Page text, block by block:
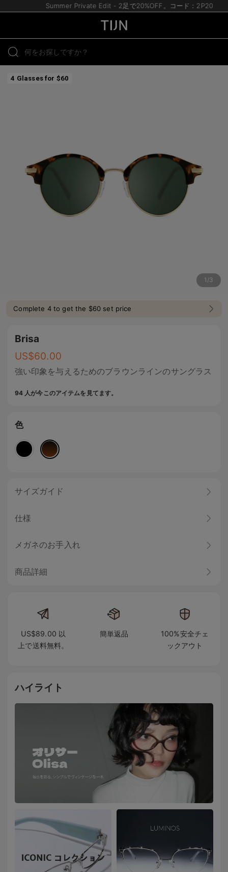
Summer Private Edit - 2足で20%OFF。コード：2P20
4 Glasses for $60
1 /3
Complete 4 to get the $60 set price
Brisa
US$60.00
強い印象を与えるためのブラウンラインのサングラス
94 人が今このアイテムを見てます。
色
サイズガイド
仕様
メガネのお手入れ
商品詳細
US$89.00 以
上で送料無料。
簡単返品
100%安全チェ
ックアウト
ハイライト